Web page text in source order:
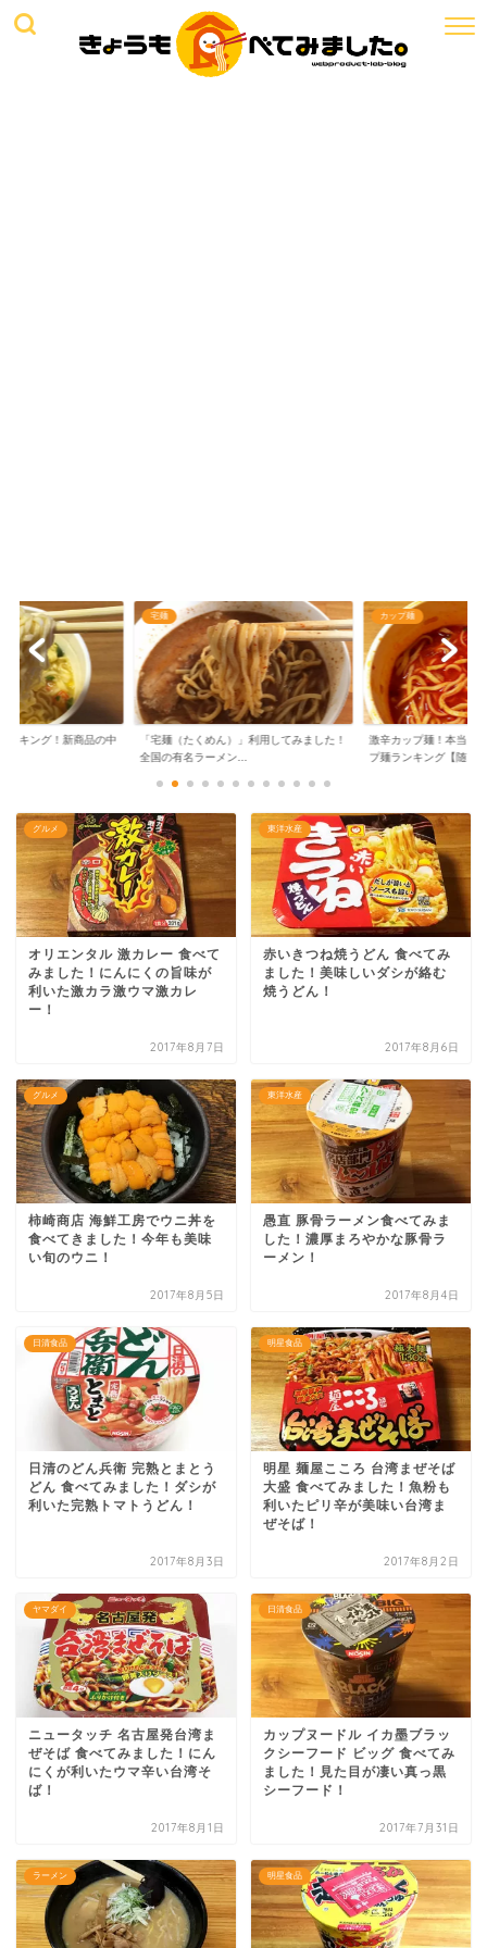
ンキング！新商品の中
宅麺
「宅麺（たくめん）」利用してみました！
全国の有名ラーメン...
カップ麺
激辛カップ麺！本当に
プ麺ランキング【随...
グルメ
オリエンタル 激カレー 食べて
みました！にんにくの旨味が
利いた激カラ激ウマ激カレ
ー！
2017年8月7日
東洋水産
赤いきつね焼うどん 食べてみ
ました！美味しいダシが絡む
焼うどん！
2017年8月6日
グルメ
柿崎商店 海鮮工房でウニ丼を
食べてきました！今年も美味
い旬のウニ！
2017年8月5日
東洋水産
愚直 豚骨ラーメン食べてみま
した！濃厚まろやかな豚骨ラ
ーメン！
2017年8月4日
日清食品
日清のどん兵衛 完熟とまとう
どん 食べてみました！ダシが
利いた完熟トマトうどん！
2017年8月3日
明星食品
明星 麺屋こころ 台湾まぜそば
大盛 食べてみました！魚粉も
利いたピリ辛が美味い台湾ま
ぜそば！
2017年8月2日
ヤマダイ
ニュータッチ 名古屋発台湾ま
ぜそば 食べてみました！にん
にくが利いたウマ辛い台湾そ
ば！
2017年8月1日
日清食品
カップヌードル イカ墨ブラッ
クシーフード ビッグ 食べてみ
ました！見た目が凄い真っ黒
シーフード！
2017年7月31日
ラーメン 明星食品